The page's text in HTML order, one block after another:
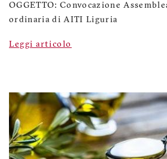
OGGETTO: Convocazione
ordinaria di AITI Liguria
Leggi articolo